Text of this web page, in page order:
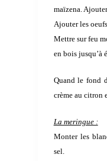
maïzena.
Ajouter les
Mettre sur feu
en bois jusqu’à
Quand le fond
crème au citron
La meringue :
Monter les
sel.